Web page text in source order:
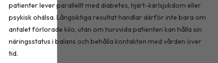
patienter lever parallellt med diabetes, hjärt-kärlsjukdom eller
psykisk ohälsa. Långsiktiga resultat handlar därför inte bara om
antalet förlorade kilo, utan om huruvida patienten kan hålla sin
näringsstatus i balans och behålla kontakten med vården över
tid.